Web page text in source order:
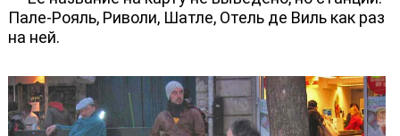
Пале-Рояль, Риволи, Шатле, Отель де Виль как раз
на ней.